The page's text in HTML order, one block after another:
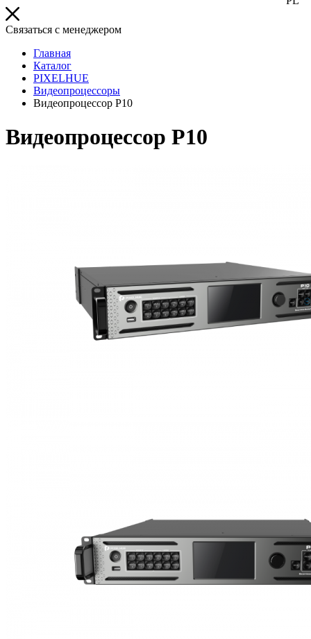
Связаться с менеджером
Главная
Каталог
PIXELHUE
Видеопроцессоры
Видеопроцессор P10
Видеопроцессор P10